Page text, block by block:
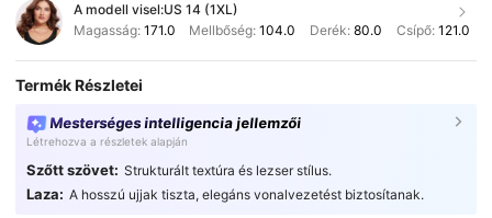
A modell visel:US 14 (1XL)
Magasság: 171.0 Mellbőség:104.0 Derék: 80.0 Csípő: 121.0
Termék Részletei
Mesterséges intelligencia jellemzői
Létrehozva a részletek alapján
Szőtt szövet: Strukturált textúra és lezser stílus.
Laza: A hosszú ujjak tiszta, elegáns vonalvezetést biztosítanak.